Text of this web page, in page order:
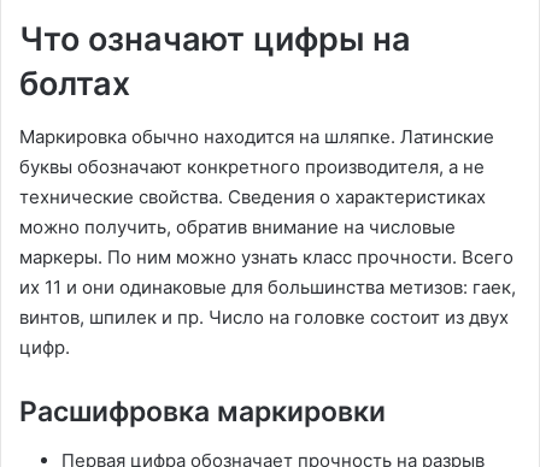
Что означают цифры на
болтах
Маркировка обычно находится на шляпке. Латинские
буквы обозначают конкретного производителя, а не
технические свойства. Сведения о характеристиках
можно получить, обратив внимание на числовые
маркеры. По ним можно узнать класс прочности. Всего
их 11 и они одинаковые для большинства метизов: гаек,
винтов, шпилек и пр. Число на головке состоит из двух
цифр.
Расшифровка маркировки
Первая цифра обозначает прочность на разрыв